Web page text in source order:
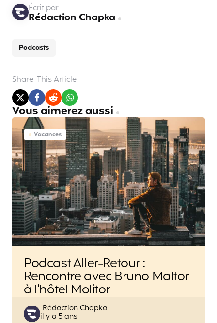
Podcasts
Écrit par
Rédaction Chapka
Share This Article
Vous aimerez aussi
Vacances
Podcast Aller-Retour :
Rencontre avec Bruno Maltor
à l’hôtel Molitor
Posted
by
Rédaction Chapka
il y a 5 ans